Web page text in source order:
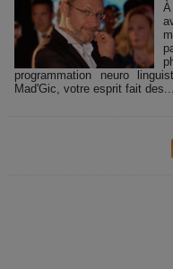
programmation neuro
Mad'Gic, votre esprit fait des...